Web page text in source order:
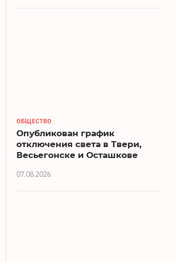
ОБЩЕСТВО
Опубликован график
отключения света в Твери,
Весьегонске и Осташкове
07.08.2026